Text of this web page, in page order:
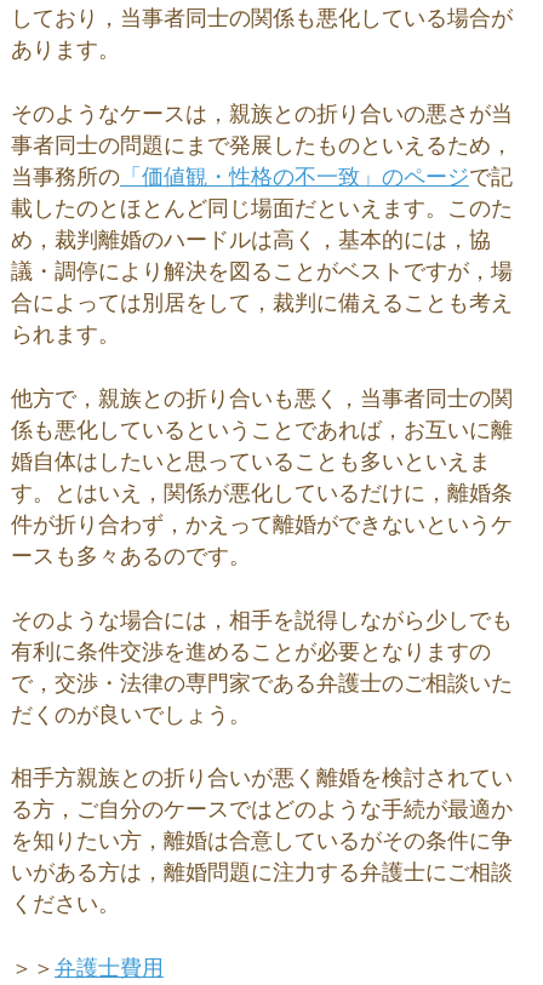
しており，当事者同士の関係も悪化している場合が
あります。
そのようなケースは，親族との折り合いの悪さが当
事者同士の問題にまで発展したものといえるため，
当事務所の「価値観・性格の不一致」のページで記
載したのとほとんど同じ場面だといえます。このた
め，裁判離婚のハードルは高く，基本的には，協
議・調停により解決を図ることがベストですが，場
合によっては別居をして，裁判に備えることも考え
られます。
他方で，親族との折り合いも悪く，当事者同士の関
係も悪化しているということであれば，お互いに離
婚自体はしたいと思っていることも多いといえま
す。とはいえ，関係が悪化しているだけに，離婚条
件が折り合わず，かえって離婚ができないというケ
ースも多々あるのです。
そのような場合には，相手を説得しながら少しでも
有利に条件交渉を進めることが必要となりますの
で，交渉・法律の専門家である弁護士のご相談いた
だくのが良いでしょう。
相手方親族との折り合いが悪く離婚を検討されてい
る方，ご自分のケースではどのような手続が最適か
を知りたい方，離婚は合意しているがその条件に争
いがある方は，離婚問題に注力する弁護士にご相談
ください。
＞＞ 弁護士費用